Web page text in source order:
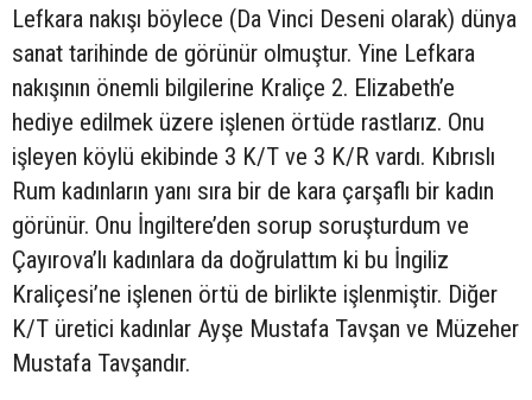
Lefkara nakışı böylece (Da Vinci Deseni olarak) dünya
sanat tarihinde de görünür olmuştur. Yine Lefkara
nakışının önemli bilgilerine Kraliçe 2. Elizabeth’e
hediye edilmek üzere işlenen örtüde rastlarız. Onu
işleyen köylü ekibinde 3 K/T ve 3 K/R vardı. Kıbrıslı
Rum kadınların yanı sıra bir de kara çarşaflı bir kadın
görünür. Onu İngiltere’den sorup soruşturdum ve
Çayırova’lı kadınlara da doğrulattım ki bu İngiliz
Kraliçesi’ne işlenen örtü de birlikte işlenmiştir. Diğer
K/T üretici kadınlar Ayşe Mustafa Tavşan ve Müzeher
Mustafa Tavşandır.